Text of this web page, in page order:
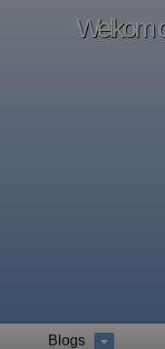
Welkom
Blogs